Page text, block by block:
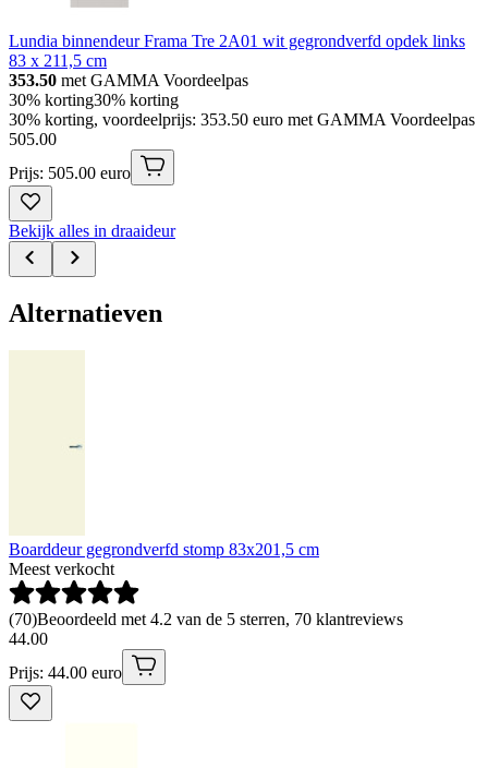
Lundia binnendeur Frama Tre 2A01 wit gegrondverfd opdek links
83 x 211,5 cm
353.50 met GAMMA Voordeelpas
30% korting30% korting
30% korting, voordeelprijs: 353.50 euro met GAMMA Voordeelpas
505.00
Prijs: 505.00 euro
Bekijk alles in draaideur
Alternatieven
Boarddeur gegrondverfd stomp 83x201,5 cm
Meest verkocht
(70)Beoordeeld met 4.2 van de 5 sterren, 70 klantreviews
44.00
Prijs: 44.00 euro